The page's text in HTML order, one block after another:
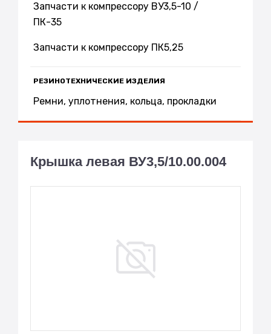
Запчасти к компрессору ВУ3,5-10 /
ПК-35
Запчасти к компрессору ПК5,25
РЕЗИНОТЕХНИЧЕСКИЕ ИЗДЕЛИЯ
Ремни, уплотнения, кольца, прокладки
Крышка левая ВУ3,5/10.00.004